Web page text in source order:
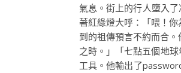
氣息。街上的行人墮入
著紅綠燈大呼：「喂！
到的祖傳預言不約而合
之時。」「七點五個地
工具。他輸出了